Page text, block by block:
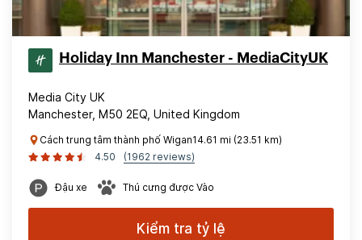
Holiday Inn Manchester - MediaCityUK
Media City UK
Manchester, M50 2EQ, United Kingdom
Cách trung tâm thành phố Wigan14.61 mi (23.51 km)
4.50
(1962 reviews)
Đậu xe Thú cưng được Vào
Kiểm tra tỷ lệ